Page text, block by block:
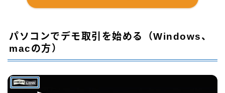
パソコンでデモ取引を始める（Windows、
macの方）